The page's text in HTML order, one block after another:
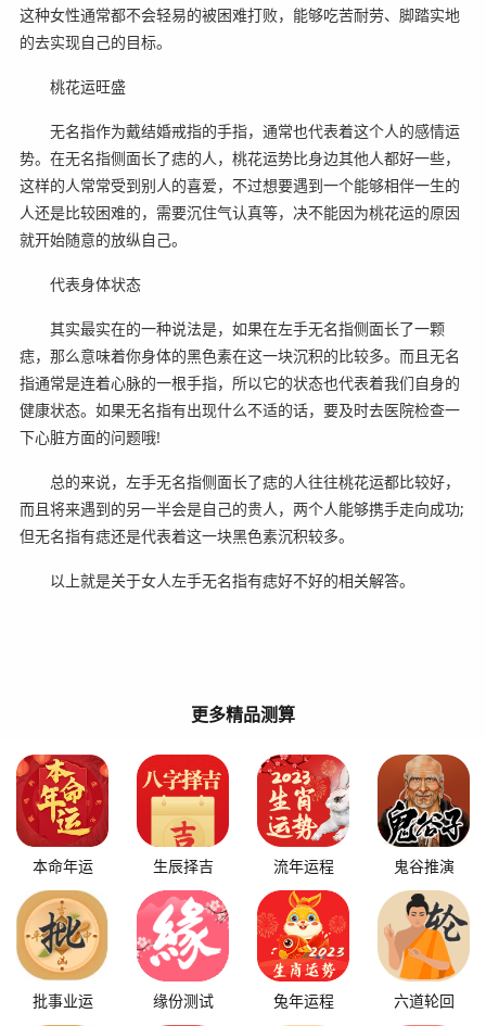
这种女性通常都不会轻易的被困难打败，能够吃苦耐劳、脚踏实地
的去实现自己的目标。
桃花运旺盛
无名指作为戴结婚戒指的手指，通常也代表着这个人的感情运
势。在无名指侧面长了痣的人，桃花运势比身边其他人都好一些，
这样的人常常受到别人的喜爱，不过想要遇到一个能够相伴一生的
人还是比较困难的，需要沉住气认真等，决不能因为桃花运的原因
就开始随意的放纵自己。
代表身体状态
其实最实在的一种说法是，如果在左手无名指侧面长了一颗
痣，那么意味着你身体的黑色素在这一块沉积的比较多。而且无名
指通常是连着心脉的一根手指，所以它的状态也代表着我们自身的
健康状态。如果无名指有出现什么不适的话，要及时去医院检查一
下心脏方面的问题哦!
总的来说，左手无名指侧面长了痣的人往往桃花运都比较好，
而且将来遇到的另一半会是自己的贵人，两个人能够携手走向成功;
但无名指有痣还是代表着这一块黑色素沉积较多。
以上就是关于女人左手无名指有痣好不好的相关解答。
更多精品测算
本命年运 生辰择吉 流年运程 鬼谷推演
批事业运 缘份测试 兔年运程 六道轮回